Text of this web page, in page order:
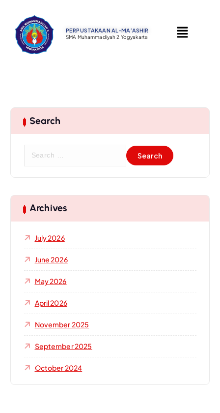
PERPUSTAKAAN AL-MA’ASHIR ​
SMA Muhammadiyah 2 Yogyakarta
Search
Archives
July 2026
June 2026
May 2026
April 2026
November 2025
September 2025
October 2024